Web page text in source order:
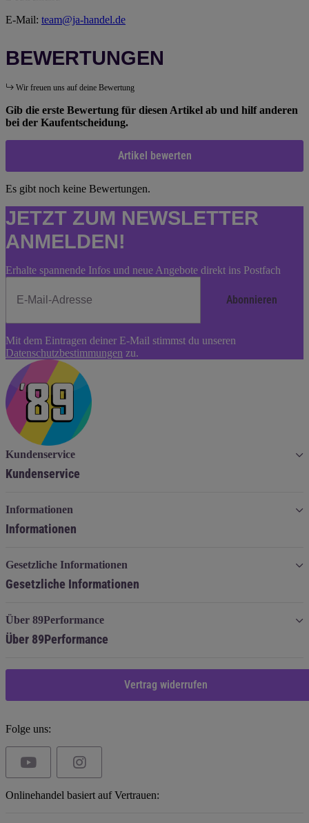
E-Mail: team@ja-handel.de
BEWERTUNGEN
Wir freuen uns auf deine Bewertung
Gib die erste Bewertung für diesen Artikel ab und hilf anderen
bei der Kaufentscheidung.
Artikel bewerten
Es gibt noch keine Bewertungen.
JETZT ZUM NEWSLETTER
ANMELDEN!
Erhalte spannende Infos und neue Angebote direkt ins Postfach
Abonnieren
Abonnieren
Mit dem Eintragen deiner E-Mail stimmst du unseren
Datenschutzbestimmungen zu.
Kundenservice
Kundenservice
Informationen
Informationen
Gesetzliche Informationen
Gesetzliche Informationen
Über 89Performance
Über 89Performance
Vertrag widerrufen
Folge uns:
Onlinehandel basiert auf Vertrauen: